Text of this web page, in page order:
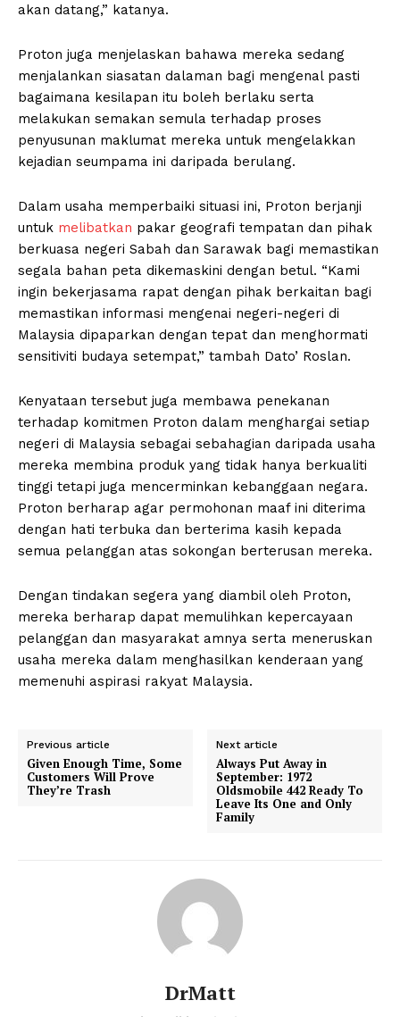
akan datang,” katanya.
Proton juga menjelaskan bahawa mereka sedang
menjalankan siasatan dalaman bagi mengenal pasti
bagaimana kesilapan itu boleh berlaku serta
melakukan semakan semula terhadap proses
penyusunan maklumat mereka untuk mengelakkan
kejadian seumpama ini daripada berulang.
Dalam usaha memperbaiki situasi ini, Proton berjanji
untuk melibatkan pakar geografi tempatan dan pihak
berkuasa negeri Sabah dan Sarawak bagi memastikan
segala bahan peta dikemaskini dengan betul. “Kami
ingin bekerjasama rapat dengan pihak berkaitan bagi
memastikan informasi mengenai negeri-negeri di
Malaysia dipaparkan dengan tepat dan menghormati
sensitiviti budaya setempat,” tambah Dato’ Roslan.
Kenyataan tersebut juga membawa penekanan
terhadap komitmen Proton dalam menghargai setiap
negeri di Malaysia sebagai sebahagian daripada usaha
mereka membina produk yang tidak hanya berkualiti
tinggi tetapi juga mencerminkan kebanggaan negara.
Proton berharap agar permohonan maaf ini diterima
dengan hati terbuka dan berterima kasih kepada
semua pelanggan atas sokongan berterusan mereka.
Dengan tindakan segera yang diambil oleh Proton,
mereka berharap dapat memulihkan kepercayaan
pelanggan dan masyarakat amnya serta meneruskan
usaha mereka dalam menghasilkan kenderaan yang
memenuhi aspirasi rakyat Malaysia.
Previous article
Given Enough Time, Some
Customers Will Prove
They’re Trash
Next article
Always Put Away in
September: 1972
Oldsmobile 442 Ready To
Leave Its One and Only
Family
DrMatt